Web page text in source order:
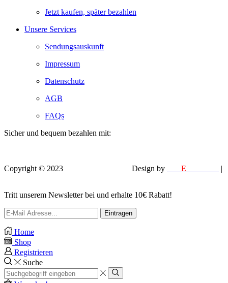
Jetzt kaufen, später bezahlen
Unsere Services
Sendungsauskunft
Impressum
Datenschutz
AGB
FAQs
Sicher und bequem bezahlen mit:
Copyright © 2023 Design by E
|
Tritt unserem Newsletter bei und erhalte 10€ Rabatt!
Home
Shop
Registrieren
Suche
Search
input
Search